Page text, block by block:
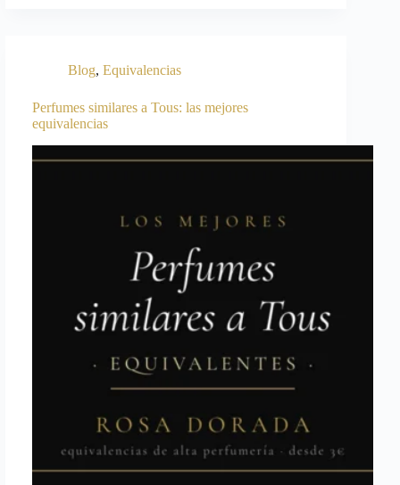
Blog, Equivalencias
Perfumes similares a Tous: las mejores
equivalencias